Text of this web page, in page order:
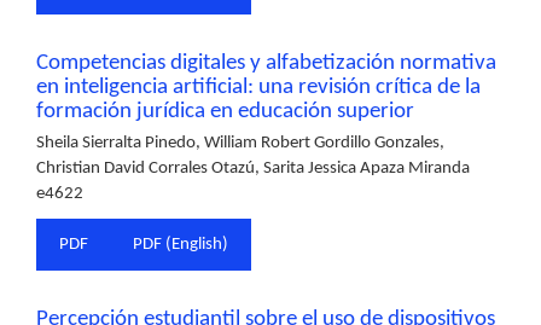
Competencias digitales y alfabetización normativa
en inteligencia artificial: una revisión crítica de la
formación jurídica en educación superior
Sheila Sierralta Pinedo, William Robert Gordillo Gonzales,
Christian David Corrales Otazú, Sarita Jessica Apaza Miranda
e4622
PDF PDF (English)
Percepción estudiantil sobre el uso de dispositivos